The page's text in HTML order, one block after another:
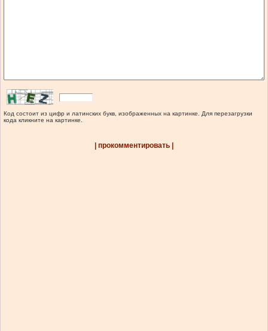
Код состоит из цифр и латинских букв, изображенных на картинке. Для перезагрузки
кода кликните на картинке.
| прокомментировать |